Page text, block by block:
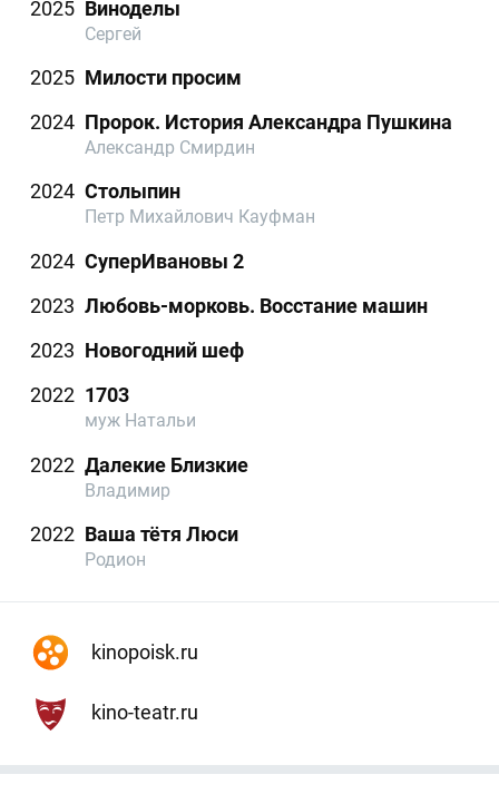
2025 Виноделы
Сергей
2025 Милости просим
2024 Пророк. История Александра Пушкина
Александр Смирдин
2024 Столыпин
Петр Михайлович Кауфман
2024 СуперИвановы 2
2023 Любовь-морковь. Восстание машин
2023 Новогодний шеф
2022 1703
муж Натальи
2022 Далекие Близкие
Владимир
2022 Ваша тётя Люси
Родион
kinopoisk.ru
kino-teatr.ru